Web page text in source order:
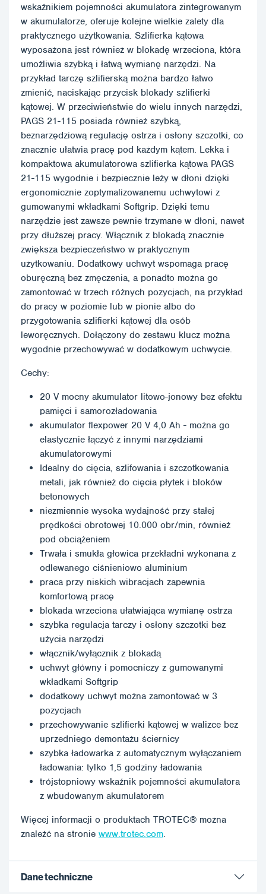
wskaźnikiem pojemności akumulatora zintegrowanym
w akumulatorze, oferuje kolejne wielkie zalety dla
praktycznego użytkowania. Szlifierka kątowa
wyposażona jest również w blokadę wrzeciona, która
umożliwia szybką i łatwą wymianę narzędzi. Na
przykład tarczę szlifierską można bardzo łatwo
zmienić, naciskając przycisk blokady szlifierki
kątowej. W przeciwieństwie do wielu innych narzędzi,
PAGS 21-115 posiada również szybką,
beznarzędziową regulację ostrza i osłony szczotki, co
znacznie ułatwia pracę pod każdym kątem. Lekka i
kompaktowa akumulatorowa szlifierka kątowa PAGS
21-115 wygodnie i bezpiecznie leży w dłoni dzięki
ergonomicznie zoptymalizowanemu uchwytowi z
gumowanymi wkładkami Softgrip. Dzięki temu
narzędzie jest zawsze pewnie trzymane w dłoni, nawet
przy dłuższej pracy. Włącznik z blokadą znacznie
zwiększa bezpieczeństwo w praktycznym
użytkowaniu. Dodatkowy uchwyt wspomaga pracę
oburęczną bez zmęczenia, a ponadto można go
zamontować w trzech różnych pozycjach, na przykład
do pracy w poziomie lub w pionie albo do
przygotowania szlifierki kątowej dla osób
leworęcznych. Dołączony do zestawu klucz można
wygodnie przechowywać w dodatkowym uchwycie.
Cechy:
20 V mocny akumulator litowo-jonowy bez efektu
pamięci i samorozładowania
akumulator flexpower 20 V 4,0 Ah - można go
elastycznie łączyć z innymi narzędziami
akumulatorowymi
Idealny do cięcia, szlifowania i szczotkowania
metali, jak również do cięcia płytek i bloków
betonowych
niezmiennie wysoka wydajność przy stałej
prędkości obrotowej 10.000 obr/min, również
pod obciążeniem
Trwała i smukła głowica przekładni wykonana z
odlewanego ciśnieniowo aluminium
praca przy niskich wibracjach zapewnia
komfortową pracę
blokada wrzeciona ułatwiająca wymianę ostrza
szybka regulacja tarczy i osłony szczotki bez
użycia narzędzi
włącznik/wyłącznik z blokadą
uchwyt główny i pomocniczy z gumowanymi
wkładkami Softgrip
dodatkowy uchwyt można zamontować w 3
pozycjach
przechowywanie szlifierki kątowej w walizce bez
uprzedniego demontażu ściernicy
szybka ładowarka z automatycznym wyłączaniem
ładowania: tylko 1,5 godziny ładowania
trójstopniowy wskaźnik pojemności akumulatora
z wbudowanym akumulatorem
Więcej informacji o produktach TROTEC® można
znaleźć na stronie www.trotec.com.
Dane techniczne